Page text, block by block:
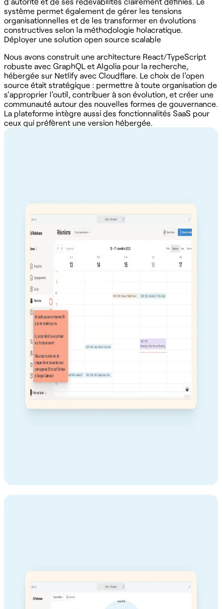
système permet également de gérer les tensions
organisationnelles et de les transformer en évolutions
constructives selon la méthodologie holacratique.
Déployer une solution open source scalable
Nous avons construit une architecture React/TypeScript
robuste avec GraphQL et Algolia pour la recherche,
hébergée sur Netlify avec Cloudflare. Le choix de l'open
source était stratégique : permettre à toute organisation de
s'approprier l'outil, contribuer à son évolution, et créer une
communauté autour des nouvelles formes de gouvernance.
La plateforme intègre aussi des fonctionnalités SaaS pour
ceux qui préfèrent une version hébergée.